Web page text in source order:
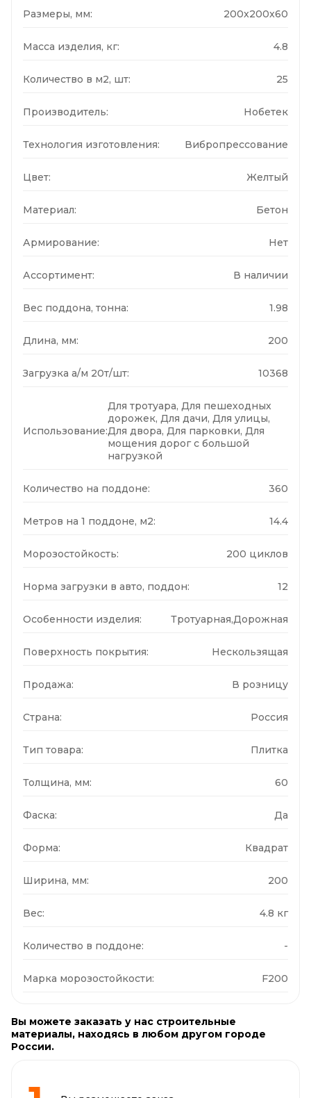
Размеры, мм: 200x200x60
Масса изделия, кг: 4.8
Количество в м2, шт: 25
Производитель: Нобетек
Технология изготовления: Вибропрессование
Цвет: Желтый
Материал: Бетон
Армирование: Нет
Ассортимент: В наличии
Вес поддона, тонна: 1.98
Длина, мм: 200
Загрузка а/м 20т/шт: 10368
Использование:
Для тротуара, Для пешеходных
дорожек, Для дачи, Для улицы,
Для двора, Для парковки, Для
мощения дорог с большой
нагрузкой
Количество на поддоне: 360
Метров на 1 поддоне, м2: 14.4
Морозостойкость: 200 циклов
Норма загрузки в авто, поддон: 12
Особенности изделия: Тротуарная,Дорожная
Поверхность покрытия: Нескользящая
Продажа: В розницу
Страна: Россия
Тип товара: Плитка
Толщина, мм: 60
Фаска: Да
Форма: Квадрат
Ширина, мм: 200
Вес: 4.8 кг
Количество в поддоне: -
Марка морозостойкости: F200
Вы можете заказать у нас строительные
материалы, находясь в любом другом городе
России.